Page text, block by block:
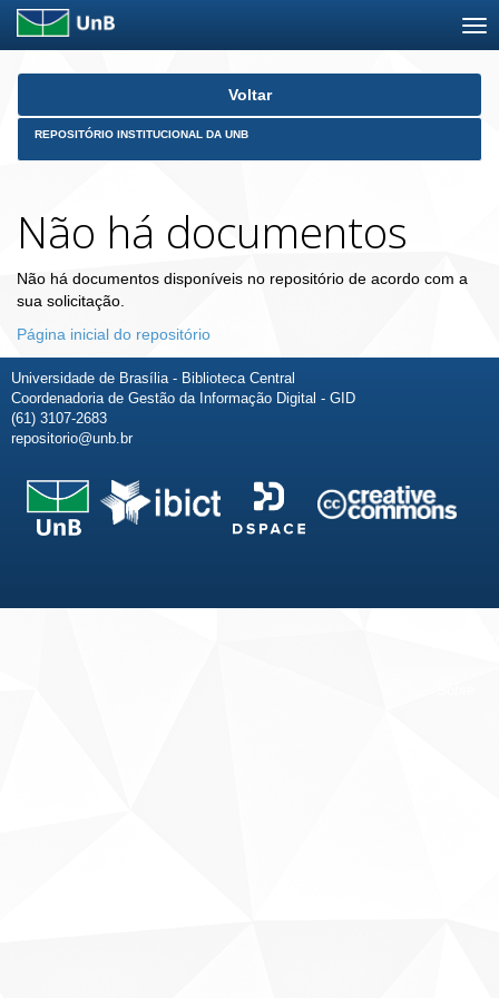
Skip
Voltar
REPOSITÓRIO INSTITUCIONAL DA UNB
Não há documentos
Não há documentos disponíveis no repositório de acordo com a
sua solicitação.
Página inicial do repositório
Universidade de Brasília - Biblioteca Central
Coordenadoria de Gestão da Informação Digital - GID
(61) 3107-2683
repositorio@unb.br